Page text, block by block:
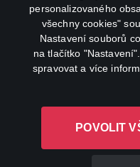
personalizovaného
všechny cookies"
Nastavení souborů
na tlačítko
spravovat a více
POVOLIT
L-1246 Luxembourg R.C.S.